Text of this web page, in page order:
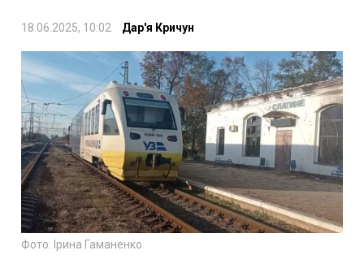
18.06.2025, 10:02 Дар'я Кричун
Фото: Ірина Гаманенко